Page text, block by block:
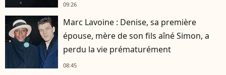
09:26
Marc Lavoine : Denise, sa première
épouse, mère de son fils aîné Simon, a
perdu la vie prématurément
08:45